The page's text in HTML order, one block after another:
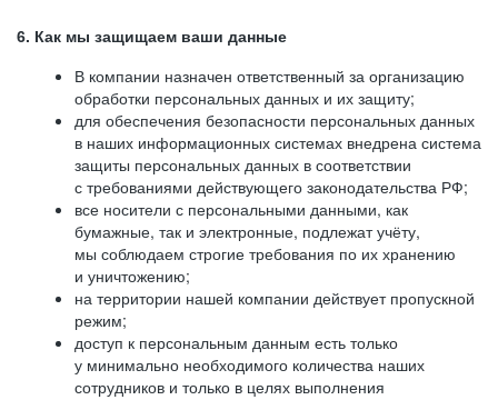
6. Как мы защищаем ваши данные
В компании назначен ответственный за организацию
обработки персональных данных и их защиту;
для обеспечения безопасности персональных данных
в наших информационных системах внедрена система
защиты персональных данных в соответствии
с требованиями действующего законодательства РФ;
все носители с персональными данными, как
бумажные, так и электронные, подлежат учёту,
мы соблюдаем строгие требования по их хранению
и уничтожению;
на территории нашей компании действует пропускной
режим;
доступ к персональным данным есть только
у минимально необходимого количества наших
сотрудников и только в целях выполнения